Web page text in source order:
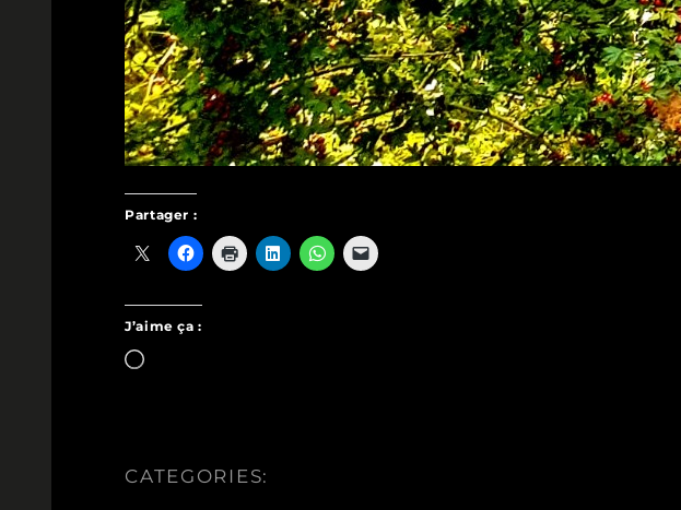
Partager :
J’aime ça :
Chargement…
CATEGORIES: